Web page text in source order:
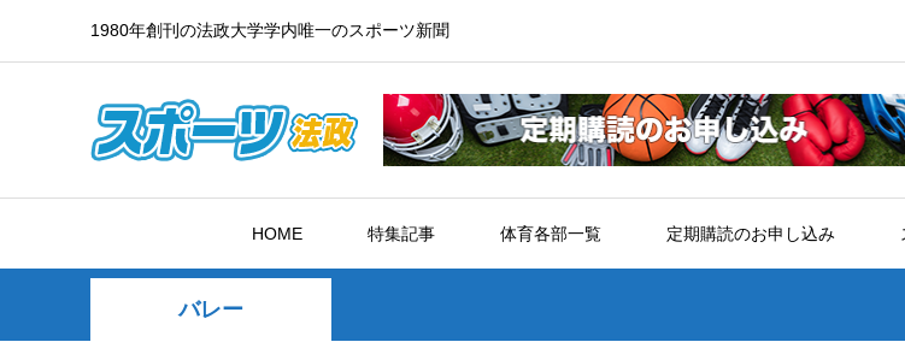
1980年創刊の法政大学学内唯一のスポーツ新聞
HOME 特集記事 体育各部一覧 定期購読のお申し込み
バレー